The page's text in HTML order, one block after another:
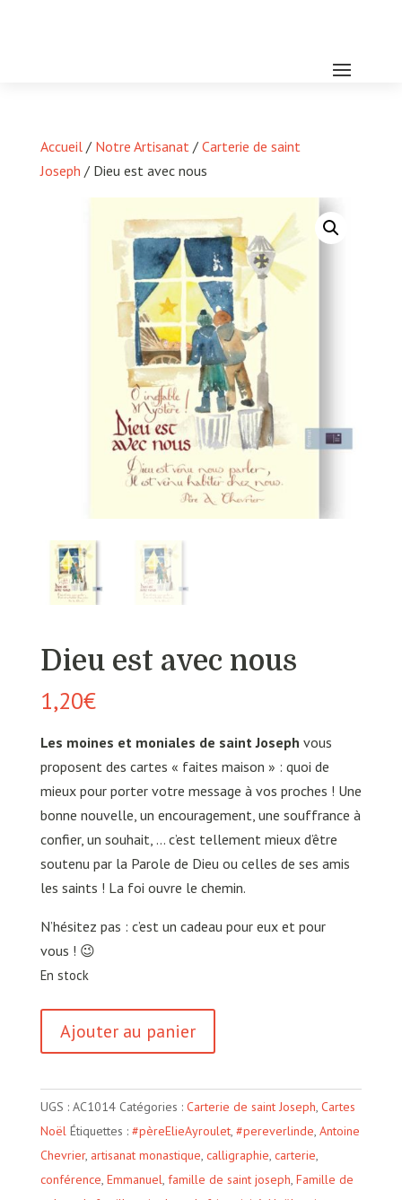
Accueil/ Notre Artisanat/ Carterie de saint
Joseph / Dieu est avec nous
Dieu est avec nous
1,20€
Les moines et moniales de saint Joseph vous
proposent des cartes « faites maison » : quoi de
mieux pour porter votre message à vos proches ! Une
bonne nouvelle, un encouragement, une souffrance à
confier, un souhait, … c’est tellement mieux d’être
soutenu par la Parole de Dieu ou celles de ses amis
les saints ! La foi ouvre le chemin.
N’hésitez pas : c’est un cadeau pour eux et pour
vous ! 😉
En stock
est
avec
nous
Ajouter au panier
UGS : AC1014 Catégories : Carterie de saint Joseph, Cartes
Noël Étiquettes : #pèreElieAyroulet, #pereverlinde, Antoine
Chevrier, artisanat monastique, calligraphie, carterie,
conférence, Emmanuel, famille de saint joseph, Famille de